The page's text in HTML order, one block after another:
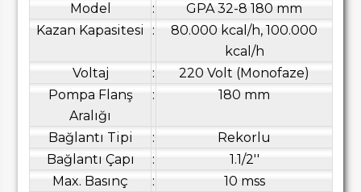
Model :
GPA 32-8 180 mm
Kazan Kapasitesi
:
80.000 kcal/h, 100.000
kcal/h
Voltaj
:
220 Volt (Monofaze)
Pompa Flanş
Aralığı
: 180 mm
Bağlantı Tipi :
Rekorlu
Bağlantı Çapı
:
1.1/2''
Max. Basınç
:
10 mss